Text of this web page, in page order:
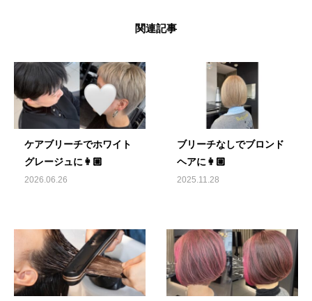
関連記事
ケアブリーチでホワイト
グレージュに👩🏼
2026.06.26
ブリーチなしでブロンド
ヘアに👩🏼
2025.11.28